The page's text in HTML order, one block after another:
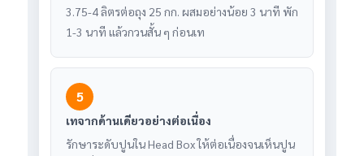
3.75-4 ลิตรต่อถุง 25 กก. ผสมอย่างน้อย 3 นาที พัก
1-3 นาที แล้วกวนสั้น ๆ ก่อนเท
5
เทจากด้านเดียวอย่างต่อเนื่อง
รักษาระดับปูนใน Head Box ให้ต่อเนื่องจนเห็นปูน